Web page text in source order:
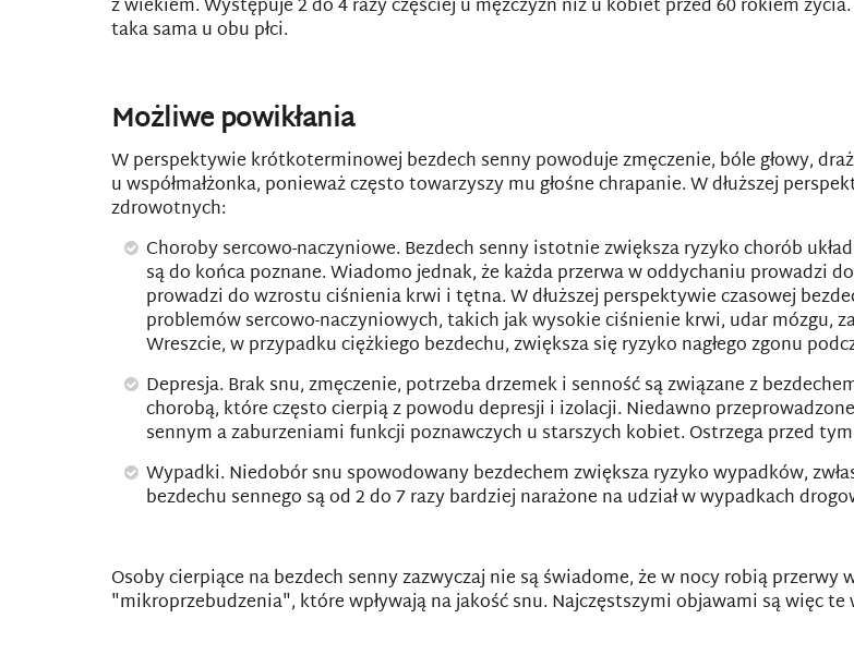
z wiekiem. Występuje 2 do 4 razy częściej u mężczyzn niż u kobiet przed 60 rokiem
taka sama u obu płci.
Możliwe powikłania
W perspektywie krótkoterminowej bezdech senny powoduje zmęczenie, bóle głowy,
u współmałżonka, ponieważ często towarzyszy mu głośne chrapanie. W dłuższej
zdrowotnych:
Choroby sercowo-naczyniowe. Bezdech senny istotnie zwiększa ryzyko chorób
są do końca poznane. Wiadomo jednak, że każda przerwa w oddychaniu prowadzi
prowadzi do wzrostu ciśnienia krwi i tętna. W dłuższej perspektywie czasowej
problemów sercowo-naczyniowych, takich jak wysokie ciśnienie krwi, udar mózgu,
Wreszcie, w przypadku ciężkiego bezdechu, zwiększa się ryzyko nagłego zgonu
Depresja. Brak snu, zmęczenie, potrzeba drzemek i senność są związane z
chorobą, które często cierpią z powodu depresji i izolacji. Niedawno
sennym a zaburzeniami funkcji poznawczych u starszych kobiet. Ostrzega przed
Wypadki. Niedobór snu spowodowany bezdechem zwiększa ryzyko wypadków,
bezdechu sennego są od 2 do 7 razy bardziej narażone na udział w wypadkach
Osoby cierpiące na bezdech senny zazwyczaj nie są świadome, że w nocy robią
"mikroprzebudzenia", które wpływają na jakość snu. Najczęstszymi objawami są więc